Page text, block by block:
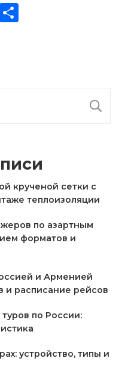
Odnoklassniki
крученой сетки с
теплоизоляции
по азартным
форматов и
и Арменией
и расписание рейсов
по России:
устройство, типы и